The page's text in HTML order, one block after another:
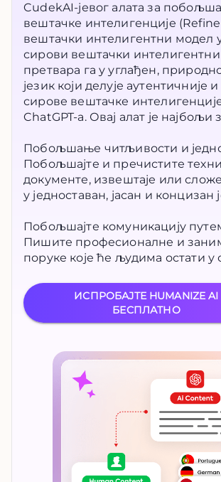
CudekAI-јевог алата за
вештачке интелигенције
вештачки интелигентни модел
сирови вештачки интелигентни
претвара га у углађен,
језик који делује аутентичније
сирове вештачке
ChatGPT-а. Овај алат је најбољи
Побољшање читљивости и
Побољшајте и пречистите
документе, извештаје или
у једноставан, јасан и концизан
Побољшајте комуникацију
Пишите професионалне и
поруке које ће људима остати у
ИСПРОБАЈТЕ HUMANIZE AI
БЕСПЛАТНО